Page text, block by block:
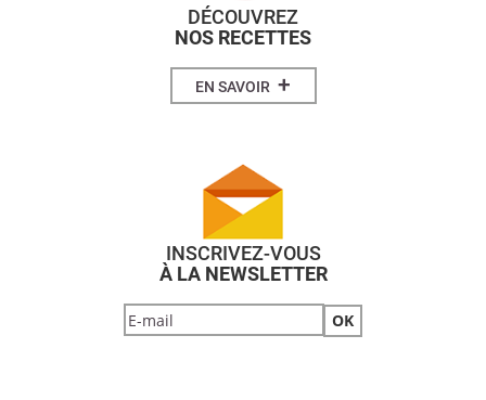
DÉCOUVREZ
NOS RECETTES
EN SAVOIR +
INSCRIVEZ-VOUS
À LA NEWSLETTER